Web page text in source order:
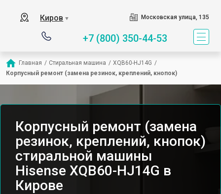
Киров ▼ Московская улица, 135
+7 (800) 350-44-53
Главная / Стиральная машина / XQB60-HJ14G /
Корпусный ремонт (замена резинок, креплений, кнопок)
Корпусный ремонт (замена
резинок, креплений, кнопок)
стиральной машины
Hisense XQB60-HJ14G в
Кирове